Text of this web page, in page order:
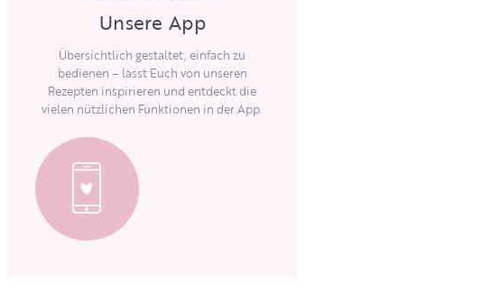
Unsere App
Übersichtlich gestaltet, einfach zu
bedienen – lasst Euch von unseren
Rezepten inspirieren und entdeckt die
vielen nützlichen Funktionen in der App.